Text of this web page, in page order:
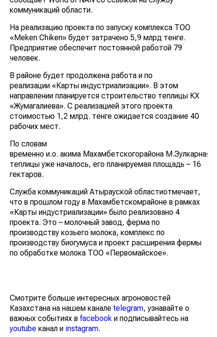
коммуникаций области.
На реализацию проекта по запуску комплекса ТОО
«Meken Chiken» будет затрачено 5,9 млрд тенге.
Предприятие обеспечит постоянной работой 79
человек.
В районе будет продолжена работа и по
реализации «Карты индустриализации». В этом
направлении планируется строительство теплицы КХ
«Жумагалиева». С реализацией этого проекта
стоимостью 1,2 млрд. тенге ожидается создание 40
рабочих мест.
По словам
временно и.о. акима Махамбетскогорайона М.Зулкарная,
теплицы уже началось, его планируемая площадь – 16
гектаров.
Служба коммуникаций Атырауской областиотмечает,
что в прошлом году в Махамбетскомрайоне в рамках
«Карты индустриализации» было реализовано 4
проекта. Это – молочный завод, ферма по
производству козьего молока, комплекс по
производству биогумуса и проект расширения фермы
по обработке молока ТОО «Первомайское».
Смотрите больше интересных агроновостей
Казахстана на нашем канале telegram, узнавайте о
важных событиях в facebook и подписывайтесь на
youtube канал и instagram.